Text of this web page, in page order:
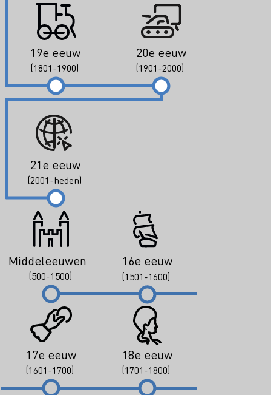
19e eeuw
(1801-1900)
20e eeuw
(1901-2000)
21e eeuw
(2001-heden)
Middeleeuwen
(500-1500)
16e eeuw
(1501-1600)
17e eeuw
(1601-1700)
18e eeuw
(1701-1800)